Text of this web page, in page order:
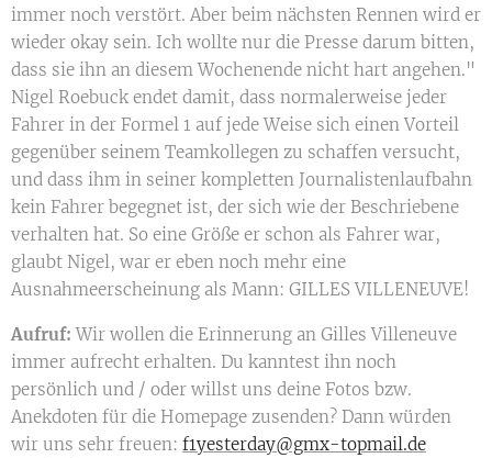
immer noch verstört. Aber beim nächsten Rennen wird er
wieder okay sein. Ich wollte nur die Presse darum bitten,
dass sie ihn an diesem Wochenende nicht hart angehen."
Nigel Roebuck endet damit, dass normalerweise jeder
Fahrer in der Formel 1 auf jede Weise sich einen Vorteil
gegenüber seinem Teamkollegen zu schaffen versucht,
und dass ihm in seiner kompletten Journalistenlaufbahn
kein Fahrer begegnet ist, der sich wie der Beschriebene
verhalten hat. So eine Größe er schon als Fahrer war,
glaubt Nigel, war er eben noch mehr eine
Ausnahmeerscheinung als Mann: GILLES VILLENEUVE!
Aufruf:Wir wollen die Erinnerung an Gilles Villeneuve
immer aufrecht erhalten. Du kanntest ihn noch
persönlich und / oder willst uns deine Fotos bzw.
Anekdoten für die Homepage zusenden? Dann würden
wir uns sehr freuen: f1yesterday@gmx-topmail.de